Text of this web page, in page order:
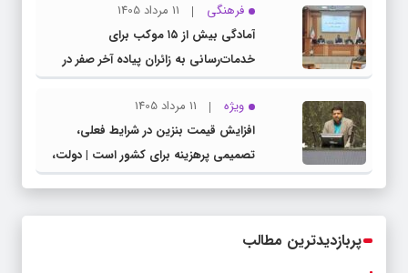
مدیرکل آموزش و پرورش خراسان رضوی
فرهنگی
11 مرداد 1405
آمادگی بیش از ۱۵ موکب برای
خدمات‌رسانی به زائران پیاده آخر صفر در
شهرستان چناران
ویژه
11 مرداد 1405
افزایش قیمت بنزین در شرایط فعلی،
تصمیمی پرهزینه برای کشور است | دولت،
قاچاق سوخت و عوامل اصلی ناترازی را
پربازدیدترین مطالب